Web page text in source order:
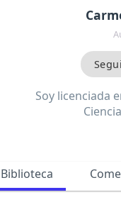
Soy licenciada
Biblioteca